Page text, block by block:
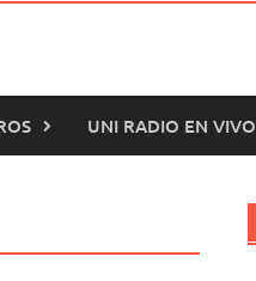
UNI RADIO EN VIVO